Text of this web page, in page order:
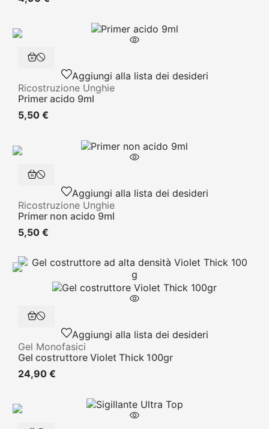
Aggiungi alla lista dei desideri
Ricostruzione Unghie
Primer acido 9ml
5,50 €
Aggiungi alla lista dei desideri
Ricostruzione Unghie
Primer non acido 9ml
5,50 €
Aggiungi alla lista dei desideri
Gel Monofasici
Gel costruttore Violet Thick 100gr
24,90 €